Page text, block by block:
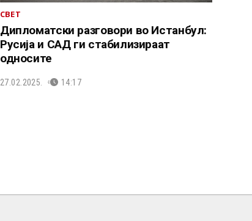
СВЕТ
Дипломатски разговори во Истанбул:
Русија и САД ги стабилизираат
односите
27.02.2025. 14:17